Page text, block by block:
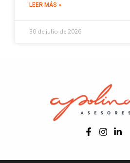
LEER MÁS »
30 de julio de 2026